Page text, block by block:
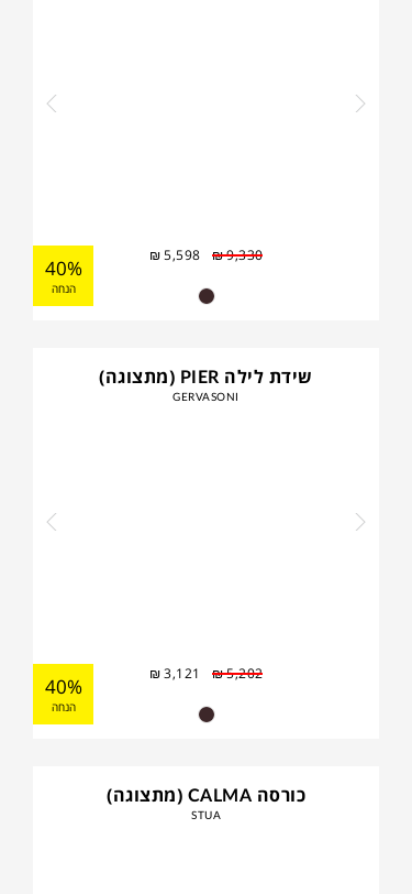
₪9,330
₪5,598
40%
הנחה
שידת לילה PIER (מתצוגה)
GERVASONI
₪5,202
₪3,121
40%
הנחה
כורסה CALMA (מתצוגה)
STUA